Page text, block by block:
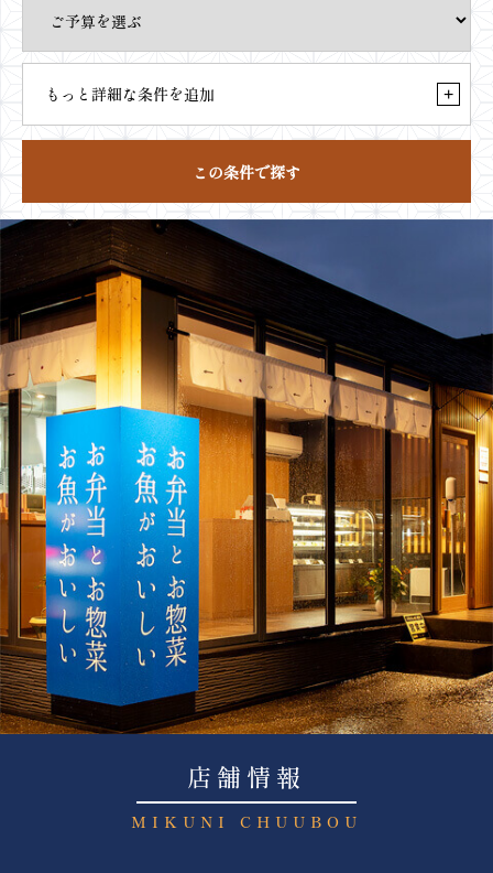
もっと詳細な条件を追加 +
この条件で探す
店舗情報
MIKUNI CHUUBOU